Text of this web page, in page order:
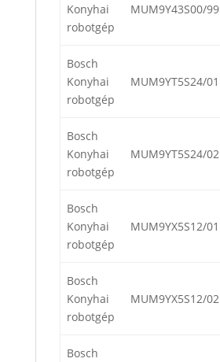
Konyhai
robotgép
MUM9Y43S00/99
Bosch
Konyhai
robotgép
MUM9YT5S24/01
Bosch
Konyhai
robotgép
MUM9YT5S24/02
Bosch
Konyhai
robotgép
MUM9YX5S12/01
Bosch
Konyhai
robotgép
MUM9YX5S12/02
Bosch